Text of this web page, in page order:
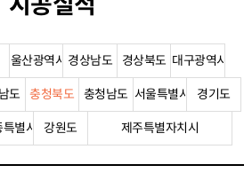
울산광역시 경상남도 경상북도 대구광역시
도 충청북도 충청남도 서울특별시 경기도
별시 강원도 제주특별자치시